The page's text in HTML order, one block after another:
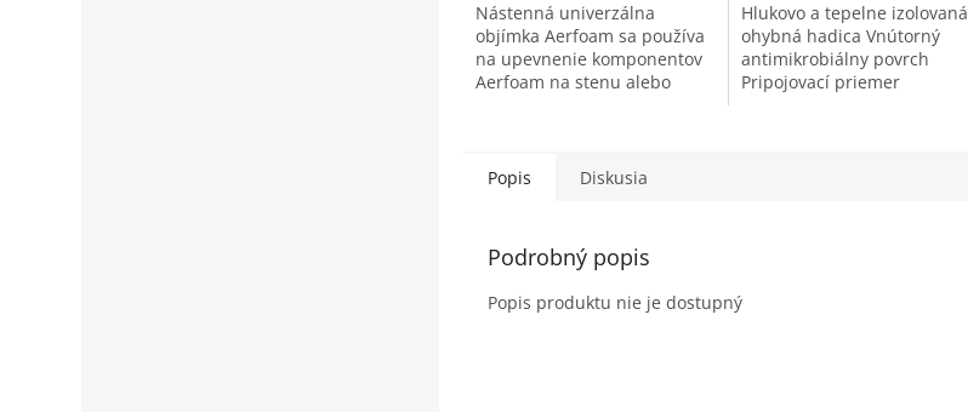
Nástenná univerzálna
objímka Aerfoam sa používa
na upevnenie komponentov
Aerfoam na stenu alebo
a...
Hlukovo a tepelne izolovaná
ohybná hadica Vnútorný
antimikrobiálny povrch
Pripojovací priemer
Popis Diskusia
Podrobný popis
Popis produktu nie je dostupný